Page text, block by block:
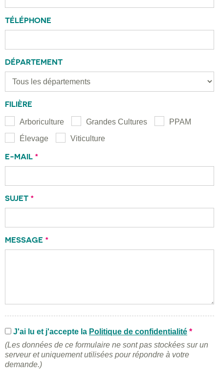
TÉLÉPHONE
DÉPARTEMENT
FILIÈRE
Arboriculture Grandes Cultures
PPAM
Élevage
Viticulture
E-MAIL *
SUJET *
MESSAGE *
J'ai lu et j'accepte la Politique de confidentialité *
(Les données de ce formulaire ne sont pas stockées sur un
serveur et uniquement utilisées pour répondre à votre
demande.)